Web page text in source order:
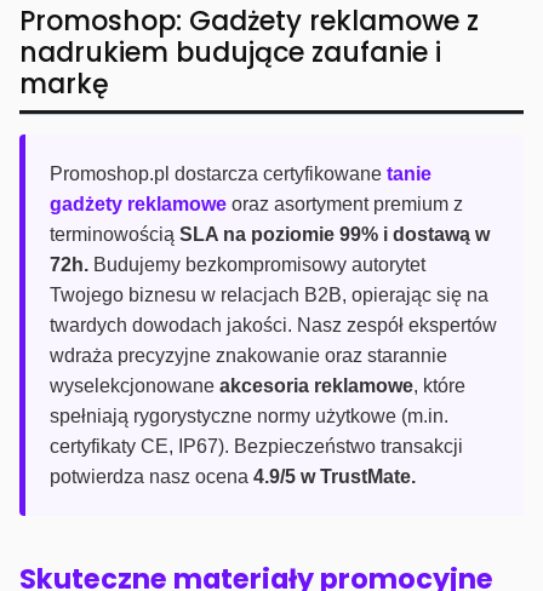
Promoshop: Gadżety reklamowe z
nadrukiem budujące zaufanie i
markę
Promoshop.pl dostarcza certyfikowane tanie
gadżety reklamowe oraz asortyment premium z
terminowością SLA na poziomie 99% i dostawą w
72h. Budujemy bezkompromisowy autorytet
Twojego biznesu w relacjach B2B, opierając się na
twardych dowodach jakości. Nasz zespół ekspertów
wdraża precyzyjne znakowanie oraz starannie
wyselekcjonowane akcesoria reklamowe, które
spełniają rygorystyczne normy użytkowe (m.in.
certyfikaty CE, IP67). Bezpieczeństwo transakcji
potwierdza nasz ocena 4.9/5 w TrustMate.
Skuteczne materiały promocyjne